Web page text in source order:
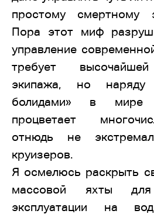
простому смертному
Пора этот миф
управление
требует
экипажа, но
болидами» в мире
процветает
отнюдь не
круизеров.
Я осмелюсь раскрыть
массовой яхты для
эксплуатации на